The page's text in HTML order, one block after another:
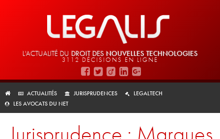
L'ACTUALITÉ DU DROIT DES NOUVELLES TECHNOLOGIES
3112 DÉCISIONS EN LIGNE
ACTUALITÉS JURISPRUDENCES
LEGALTECH
LES AVOCATS DU NET